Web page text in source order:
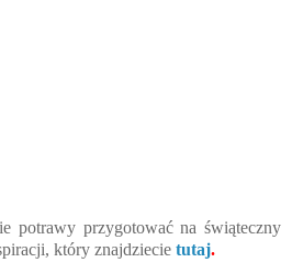
potrawy przygotować na świąteczny
który znajdziecie tutaj.